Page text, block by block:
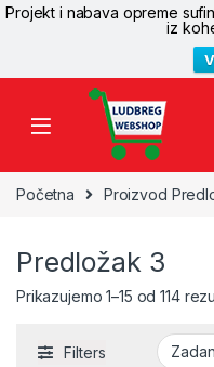
Projekt i nabava opreme
iz
Skip to navigation
Skip to content
Početna Proizvod
Predložak 3
Prikazujemo 1–15 od 114
Filters